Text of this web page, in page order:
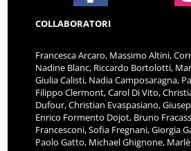
COLLABORATORI
Francesca Arcaro, Massimo Altini,
Nadine Blanc, Riccardo Bortolotti,
Giulia Calisti, Nadia Camposaragna,
Filippo Clermont, Carol Di Vito,
Dufour, Christian Evaspasiano,
Enrico Formento Dojot, Bruno
Francesconi, Sofia Fregnani, Giorgia
Paolo Gatto, Michael Ghignone,